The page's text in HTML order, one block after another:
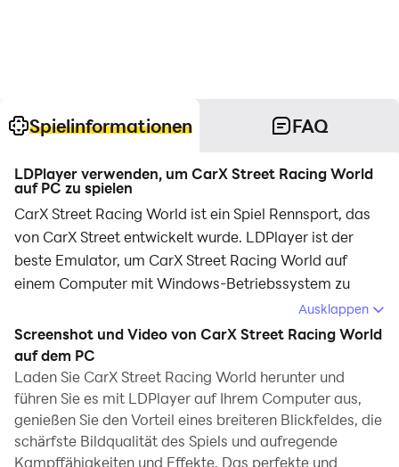
Spielinformationen FAQ
LDPlayer verwenden, um CarX Street Racing World
auf PC zu spielen
CarX Street Racing World ist ein Spiel Rennsport, das
von CarX Street entwickelt wurde. LDPlayer ist der
beste Emulator, um CarX Street Racing World auf
einem Computer mit Windows-Betriebssystem zu
spielen. Er bietet leistungsstarke Funktionen, um Ihnen
ein intensives Spielerlebnis im Spiel CarX Street Racing
World zu ermöglichen.
Wenn Sie CarX Street Racing World auf Ihrem
Computer spielen, und wenn Sie Ihr Gamepad
verwenden möchten, um das Spiel zu steuern, kann die
von LDPlayer automatisch aktiviert erkannte
Ausklappen
Screenshot und Video von CarX Street Racing World
auf dem PC
Laden Sie CarX Street Racing World herunter und
führen Sie es mit LDPlayer auf Ihrem Computer aus,
genießen Sie den Vorteil eines breiteren Blickfeldes, die
schärfste Bildqualität des Spiels und aufregende
Kampffähigkeiten und Effekte. Das perfekte und